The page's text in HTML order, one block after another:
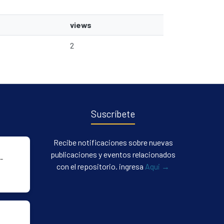
views
2
Suscríbete
Recibe notificaciones sobre nuevas
publicaciones y eventos relacionados
con el repositorio. ingresa Aqui →